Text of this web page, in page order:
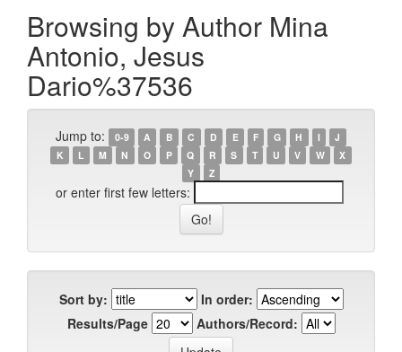
Browsing by Author Mina
Antonio, Jesus
Dario%37536
Jump to: 0-9 A B C D E F G H I
J
K
L M N O P Q R S T U V W
X
Y
Z
or enter first few letters:
Sort by:
In order:
Results/Page
Authors/Record: